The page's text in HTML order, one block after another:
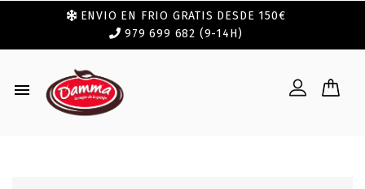
ENVIO EN FRIO GRATIS DESDE 150€
979 699 682 (9-14H)
